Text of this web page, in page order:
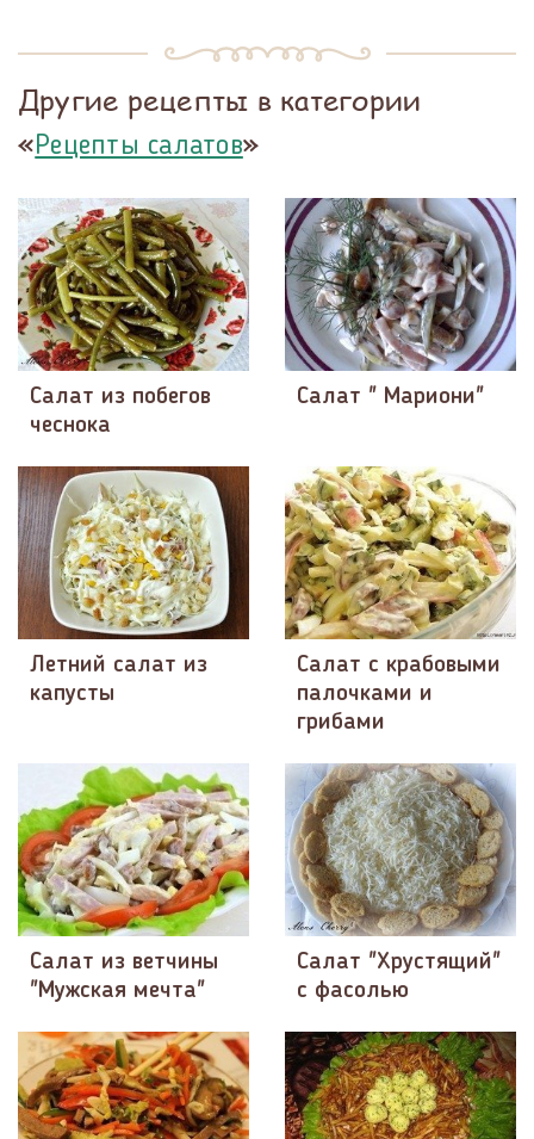
Другие рецепты в категории
«Рецепты салатов»
Салат из побегов
чеснока
Салат " Мариони"
Летний салат из
капусты
Салат с крабовыми
палочками и
грибами
Салат из ветчины
"Мужская мечта"
Салат "Хрустящий"
с фасолью